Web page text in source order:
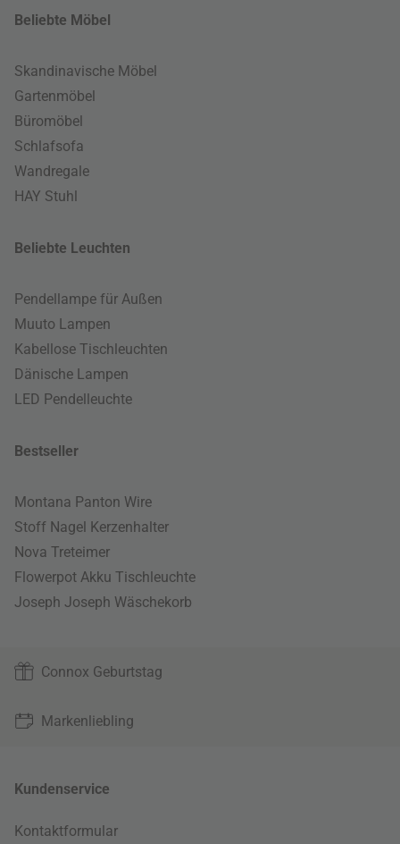
Beliebte Möbel
Skandinavische Möbel
Gartenmöbel
Büromöbel
Schlafsofa
Wandregale
HAY Stuhl
Beliebte Leuchten
Pendellampe für Außen
Muuto Lampen
Kabellose Tischleuchten
Dänische Lampen
LED Pendelleuchte
Bestseller
Montana Panton Wire
Stoff Nagel Kerzenhalter
Nova Treteimer
Flowerpot Akku Tischleuchte
Joseph Joseph Wäschekorb
Connox Geburtstag
Markenliebling
Kundenservice
Kontaktformular